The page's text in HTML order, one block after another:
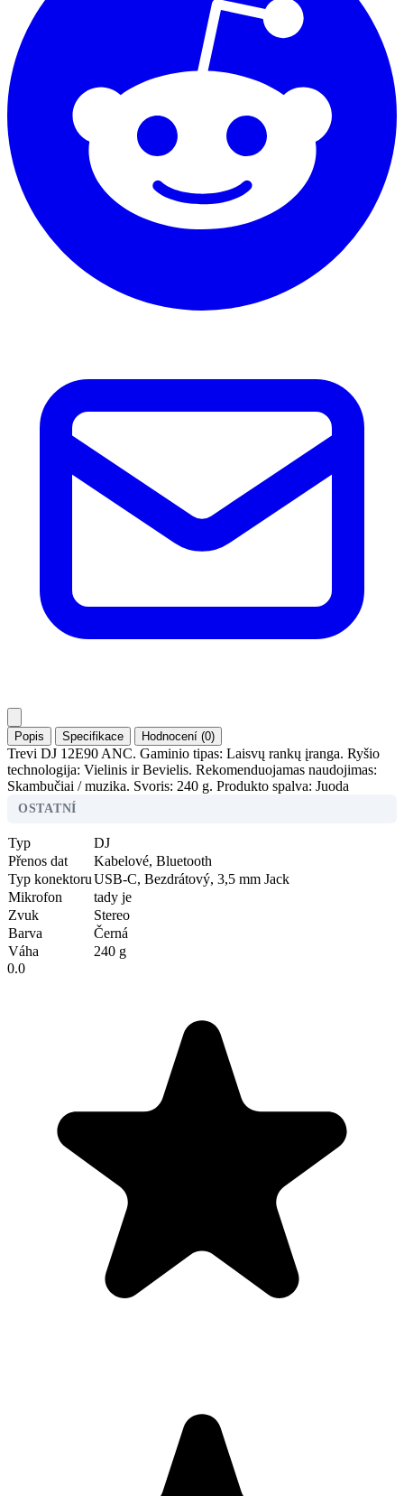
Popis Specifikace Hodnocení (0)
Trevi DJ 12E90 ANC. Gaminio tipas: Laisvų rankų įranga. Ryšio
technologija: Vielinis ir Bevielis. Rekomenduojamas naudojimas:
Skambučiai / muzika. Svoris: 240 g. Produkto spalva: Juoda
OSTATNÍ
Typ
DJ
Přenos dat
Kabelové, Bluetooth
Typ konektoruUSB-C, Bezdrátový, 3,5 mm Jack
Mikrofon
tady je
Zvuk
Stereo
Barva
Černá
Váha
240 g
0.0